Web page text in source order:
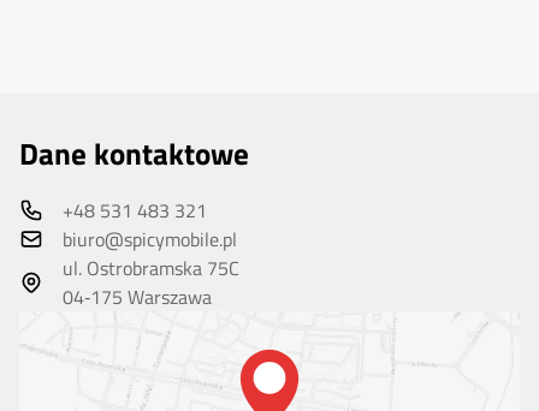
Dane kontaktowe
+48 531 483 321
biuro@spicymobile.pl
ul. Ostrobramska 75C
04‑175 Warszawa